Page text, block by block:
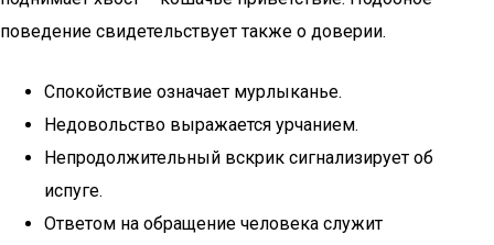
поведение свидетельствует также о доверии.
Спокойствие означает мурлыканье.
Недовольство выражается урчанием.
Непродолжительный вскрик сигнализирует об
испуге.
Ответом на обращение человека служит